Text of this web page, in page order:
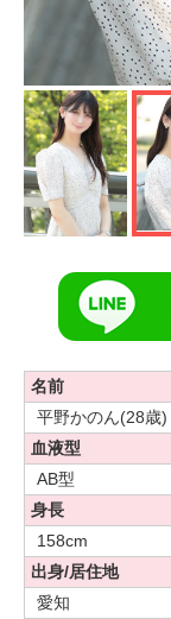
名前
平野かのん(28歳)
血液型
AB型
身長
158cm
出身/居住地
愛知